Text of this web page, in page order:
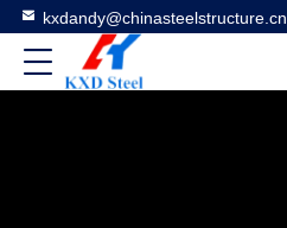
kxdandy@chinasteelstructure.cn